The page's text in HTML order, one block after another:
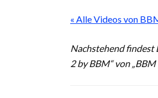
« Alle Videos von
Nachstehend findest
2 by BBM“ von